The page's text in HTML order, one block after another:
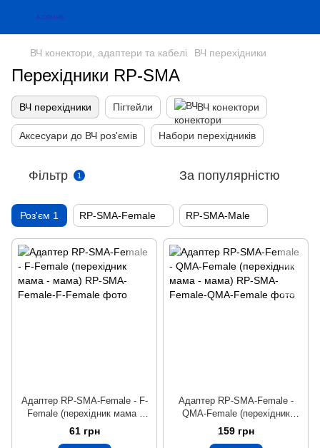
ВЧ конектори, адаптери та кабелі ВЧ перехідники
Перехідники RP-SMA
ВЧ перехідники Пігтейли ВЧ конектори
Аксесуари до ВЧ роз'ємів Набори перехідників
Фільтр 1 За популярністю
Роз'єм 1 RP-SMA-Female RP-SMA-Male
Адаптер RP-SMA-Female - F-
Female (перехідник мама -
мама)
61 грн
Адаптер RP-SMA-Female -
QMA-Female (перехідник
мама - мама)
159 грн